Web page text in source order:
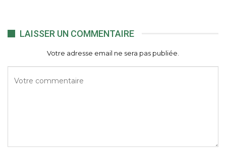
LAISSER UN COMMENTAIRE
Votre adresse email ne sera pas publiée.